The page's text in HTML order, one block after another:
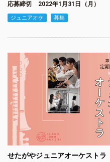
応募締切 2022年1月31日（月）
ジュニアオケ 募集
せたがやジュニアオーケストラ